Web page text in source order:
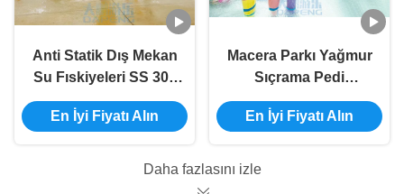
Anti Statik Dış Mekan
Su Fıskiyeleri SS 304
Salyangoz Su
Sıçrama Oyun Alanı
En İyi Fiyatı Alın
Macera Parkı Yağmur
Sıçrama Pedi
Oyuncaklar Fiberglas
Sütun Çeşmesi Sprey
En İyi Fiyatı Alın
Daha fazlasını izle